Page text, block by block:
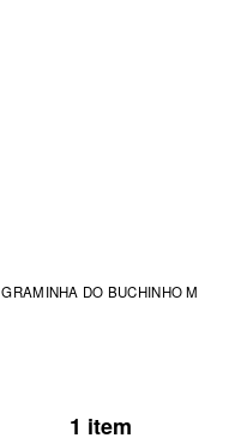
GRAMINHA DO BUCHINHO M
1 item